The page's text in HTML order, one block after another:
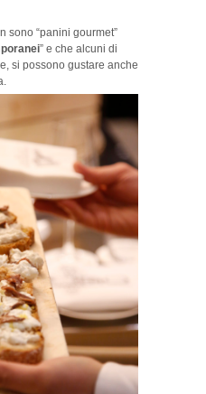
sono “panini gourmet”
” e che alcuni di
si possono gustare anche